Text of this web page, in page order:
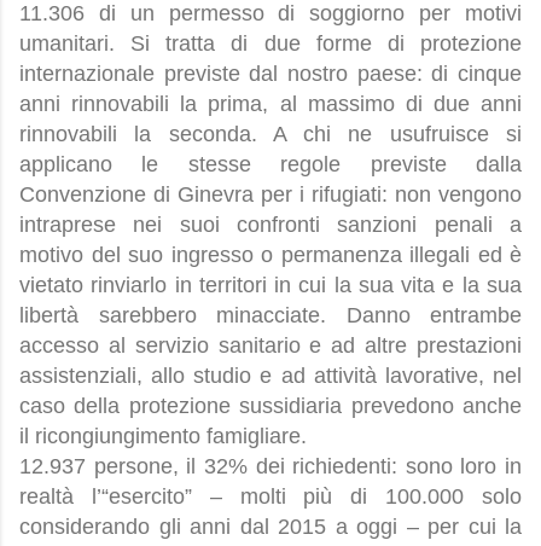
11.306 di un permesso di soggiorno per motivi
umanitari. Si tratta di due forme di protezione
internazionale previste dal nostro paese: di cinque
anni rinnovabili la prima, al massimo di due anni
rinnovabili la seconda. A chi ne usufruisce si
applicano le stesse regole previste dalla
Convenzione di Ginevra per i rifugiati: non vengono
intraprese nei suoi confronti sanzioni penali a
motivo del suo ingresso o permanenza illegali ed è
vietato rinviarlo in territori in cui la sua vita e la sua
libertà sarebbero minacciate. Danno entrambe
accesso al servizio sanitario e ad altre prestazioni
assistenziali, allo studio e ad attività lavorative, nel
caso della protezione sussidiaria prevedono anche
il ricongiungimento famigliare.
12.937 persone, il 32% dei richiedenti: sono loro in
realtà l’“esercito” – molti più di 100.000 solo
considerando gli anni dal 2015 a oggi – per cui la